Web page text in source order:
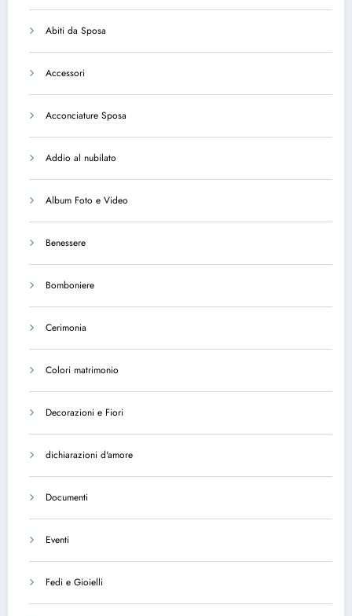
Abiti da Sposa
Accessori
Acconciature Sposa
Addio al nubilato
Album Foto e Video
Benessere
Bomboniere
Cerimonia
Colori matrimonio
Decorazioni e Fiori
dichiarazioni d'amore
Documenti
Eventi
Fedi e Gioielli